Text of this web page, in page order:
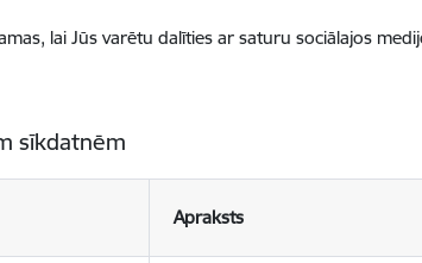
lai Jūs varētu dalīties ar saturu sociālajos
sīkdatnēm
Apraksts